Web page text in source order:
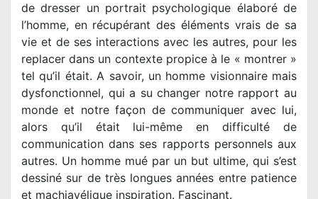
de dresser un portrait psychologique élaboré de
l’homme, en récupérant des éléments vrais de sa
vie et de ses interactions avec les autres, pour les
replacer dans un contexte propice à le « montrer »
tel qu’il était. A savoir, un homme visionnaire mais
dysfonctionnel, qui a su changer notre rapport au
monde et notre façon de communiquer avec lui,
alors qu’il était lui-même en difficulté de
communication dans ses rapports personnels aux
autres. Un homme mué par un but ultime, qui s’est
dessiné sur de très longues années entre patience
et machiavélique inspiration. Fascinant.